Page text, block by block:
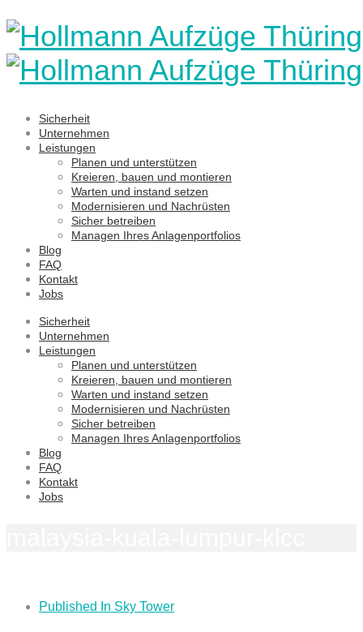
Sicherheit
Unternehmen
Leistungen
Planen und unterstützen
Kreieren, bauen und montieren
Warten und instand setzen
Modernisieren und Nachrüsten
Sicher betreiben
Managen Ihres Anlagenportfolios
Blog
FAQ
Kontakt
Jobs
Sicherheit
Unternehmen
Leistungen
Planen und unterstützen
Kreieren, bauen und montieren
Warten und instand setzen
Modernisieren und Nachrüsten
Sicher betreiben
Managen Ihres Anlagenportfolios
Blog
FAQ
Kontakt
Jobs
Published In Sky Tower